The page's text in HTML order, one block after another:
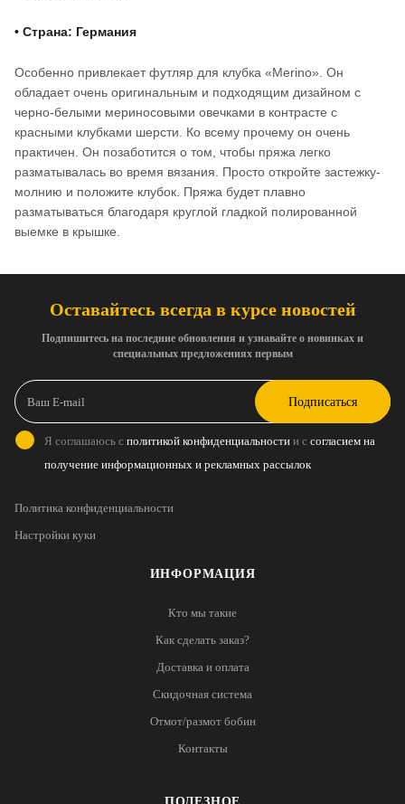
• Страна: Германия
Особенно привлекает футляр для клубка «Merino». Он
обладает очень оригинальным и подходящим дизайном с
черно-белыми мериносовыми овечками в контрасте с
красными клубками шерсти. Ко всему прочему он очень
практичен. Он позаботится о том, чтобы пряжа легко
разматывалась во время вязания. Просто откройте застежку-
молнию и положите клубок. Пряжа будет плавно
разматываться благодаря круглой гладкой полированной
выемке в крышке.
ИНФОРМАЦИЯ
Кто мы такие
Как сделать заказ?
Доставка и оплата
Скидочная система
Отмот/размот бобин
Контакты
Оставайтесь всегда в курсе новостей
Подпишитесь на последние обновления и узнавайте о новинках и
специальных предложениях первым
Подписаться
Я соглашаюсь с политикой конфиденциальности и с согласием на
получение информационных и рекламных рассылок
Политика конфиденциальности
Настройки куки